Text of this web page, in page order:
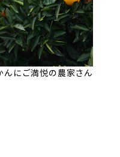
んにご満悦の農家さん